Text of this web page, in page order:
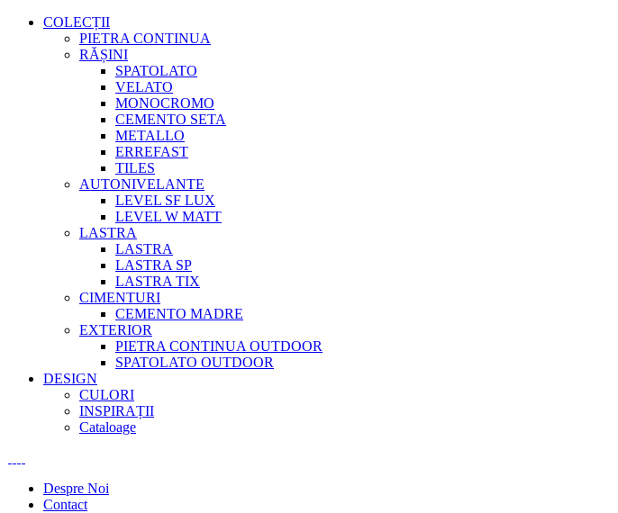
COLECȚII
PIETRA CONTINUA
RĂȘINI
SPATOLATO
VELATO
MONOCROMO
CEMENTO SETA
METALLO
ERREFAST
TILES
AUTONIVELANTE
LEVEL SF LUX
LEVEL W MATT
LASTRA
LASTRA
LASTRA SP
LASTRA TIX
CIMENTURI
CEMENTO MADRE
EXTERIOR
PIETRA CONTINUA OUTDOOR
SPATOLATO OUTDOOR
DESIGN
CULORI
INSPIRAȚII
Cataloage
Despre Noi
Contact